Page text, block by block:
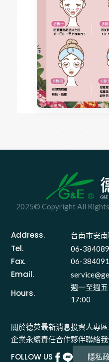
2025© Copyright All
Address. 台南市安
Tel. 06-
Fax. 06-
Email.
Hours.
週一至週
17:00
關於德英最新消息投資人專區
企業永續責任合作夥伴聯絡
FOLLOW US 隱私